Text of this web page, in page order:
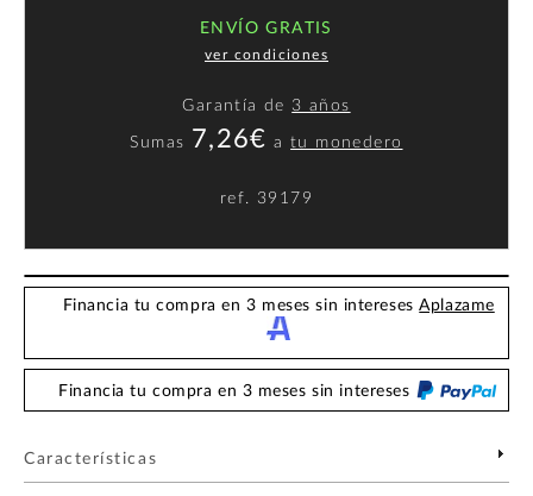
ENVÍO GRATIS
ver condiciones
Garantía de 3 años
Sumas 7,26€ atu monedero
ref. 39179
Financia tu compra en 3 meses sin interesesAplazame
Financia tu compra en 3 meses sin intereses
Características